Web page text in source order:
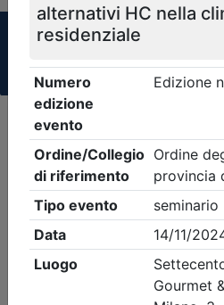
Clicca qui - espandi la
Criteri di ricerca applicati:
- Tipo Ordine/collegio:
Bergamo- Eventi in